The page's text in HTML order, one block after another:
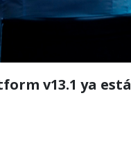
v13.1 ya está